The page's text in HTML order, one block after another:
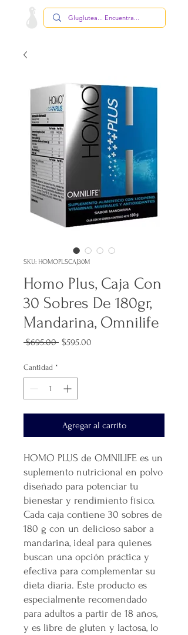
SKU: HOMOPLSCAJ30M
Homo Plus, Caja Con
30 Sobres De 180gr,
Mandarina, Omnilife
$695.00 Precio
$595.00
Cantidad *
Agregar al carrito
HOMO PLUS de OMNILIFE es un
suplemento nutricional en polvo
diseñado para potenciar tu
bienestar y rendimiento físico.
Cada caja contiene 30 sobres de
180 g con un delicioso sabor a
mandarina, ideal para quienes
buscan una opción práctica y
efectiva para complementar su
dieta diaria. Este producto es
especialmente recomendado
para adultos a partir de 18 años,
y es libre de gluten y lactosa, lo